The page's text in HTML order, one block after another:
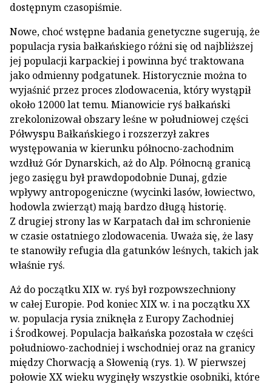
dostępnym czasopiśmie.
Nowe, choć wstępne badania genetyczne sugerują, że
populacja rysia bałkańskiego różni się od najbliższej
jej populacji karpackiej i powinna być traktowana
jako odmienny podgatunek. Historycznie można to
wyjaśnić przez proces zlodowacenia, który wystąpił
około 12000 lat temu. Mianowicie ryś bałkański
zrekolonizował obszary leśne w południowej części
Półwyspu Bałkańskiego i rozszerzył zakres
występowania w kierunku północno-zachodnim
wzdłuż Gór Dynarskich, aż do Alp. Północną granicą
jego zasięgu był prawdopodobnie Dunaj, gdzie
wpływy antropogeniczne (wycinki lasów, łowiectwo,
hodowla zwierząt) mają bardzo długą historię.
Z drugiej strony las w Karpatach dał im schronienie
w czasie ostatniego zlodowacenia. Uważa się, że lasy
te stanowiły refugia dla gatunków leśnych, takich jak
właśnie ryś.
Aż do początku XIX w. ryś był rozpowszechniony
w całej Europie. Pod koniec XIX w. i na początku XX
w. populacja rysia zniknęła z Europy Zachodniej
i Środkowej. Populacja bałkańska pozostała w części
południowo-zachodniej i wschodniej oraz na granicy
między Chorwacją a Słowenią (rys. 1). W pierwszej
połowie XX wieku wyginęły wszystkie osobniki, które